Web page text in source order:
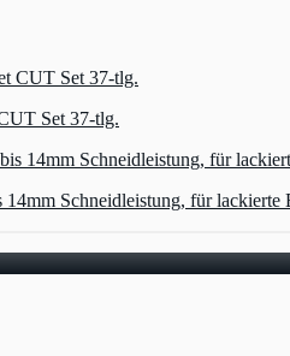
Set 37-tlg.
Schneidleistung, für lackierte